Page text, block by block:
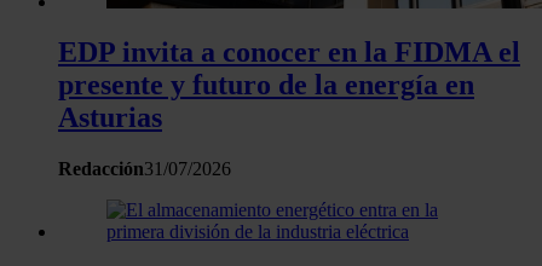
EDP invita a conocer en la FIDMA el
presente y futuro de la energía en
Asturias
Redacción31/07/2026